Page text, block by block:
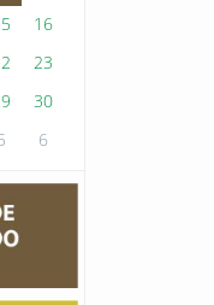
16
23
30
6